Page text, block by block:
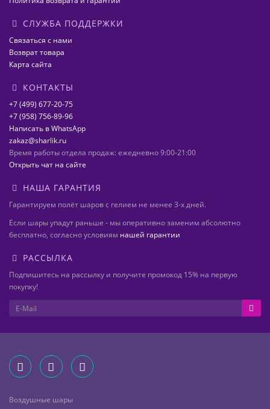
СЛУЖБА ПОДДЕРЖКИ
Связаться с нами
Возврат товара
Карта сайта
КОНТАКТЫ
+7 (499) 677-20-75
+7 (958) 756-89-96
Написать в WhatsApp
zakaz@sharlik.ru
Время работы отдела продаж: ежедневно 9:00-21:00
Открыть чат на сайте
НАША ГАРАНТИЯ
Гарантируем полёт шаров с гелием не менее 3-х дней.
Если шары упадут раньше - мы оперативно заменим абсолютно
бесплатно, согласно условиям нашей гарантии
РАССЫЛКА
Подпишитесь на рассылку и получите промокод 15% на первую
покупку!
Воздушные шары